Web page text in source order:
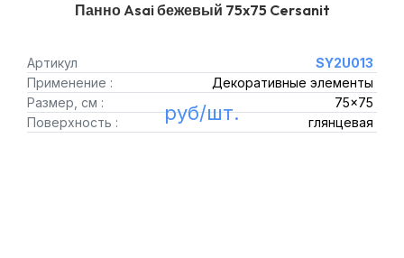
Панно Asai бежевый 75x75 Cersanit
Артикул
SY2U013
Применение :
Декоративные элементы
Размер, см :
75x75
Поверхность :
глянцевая
руб/шт.